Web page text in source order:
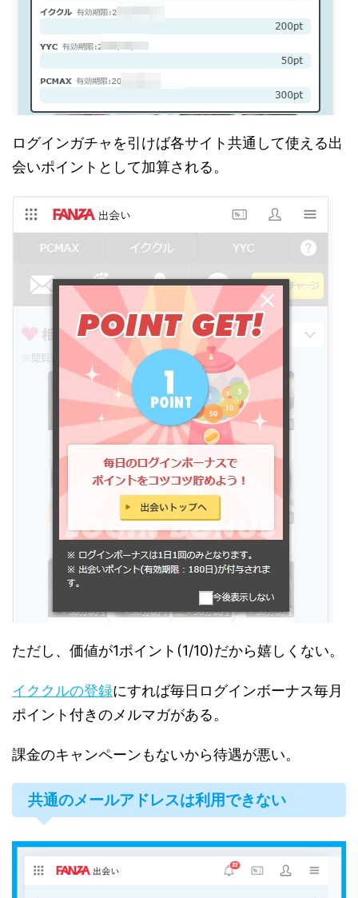
ログインガチャを引けば各サイト共通して使える出
会いポイントとして加算される。
ただし、価値が1ポイント(1/10)だから嬉しくない。
イククルの登録にすれば毎日ログインボーナス毎月
ポイント付きのメルマガがある。
課金のキャンペーンもないから待遇が悪い。
共通のメールアドレスは利用できない